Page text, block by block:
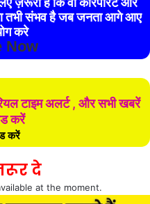
तभी संभव है जब जनता आगे आए
करे
Now
टाइम अलर्ट , और सभी खबरें
करें
करें
दे
at the moment.